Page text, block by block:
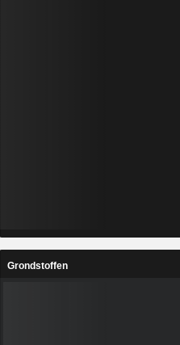
Grondstoffen